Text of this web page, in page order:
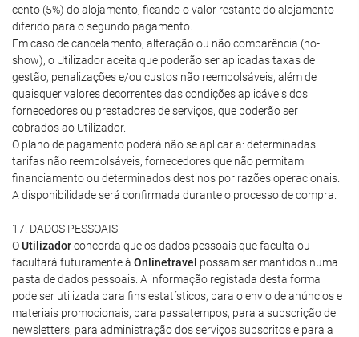
cento (5%) do alojamento, ficando o valor restante do alojamento
diferido para o segundo pagamento.
Em caso de cancelamento, alteração ou não comparência (no-
show), o Utilizador aceita que poderão ser aplicadas taxas de
gestão, penalizações e/ou custos não reembolsáveis, além de
quaisquer valores decorrentes das condições aplicáveis dos
fornecedores ou prestadores de serviços, que poderão ser
cobrados ao Utilizador.
O plano de pagamento poderá não se aplicar a: determinadas
tarifas não reembolsáveis, fornecedores que não permitam
financiamento ou determinados destinos por razões operacionais.
A disponibilidade será confirmada durante o processo de compra.
17. DADOS PESSOAIS
OUtilizadorconcorda que os dados pessoais que faculta ou
facultará futuramente à Onlinetravel possam ser mantidos numa
pasta de dados pessoais. A informação registada desta forma
pode ser utilizada para fins estatísticos, para o envio de anúncios e
materiais promocionais, para passatempos, para a subscrição de
newsletters, para administração dos serviços subscritos e para a